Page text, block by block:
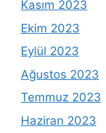
Kasım 2023
Ekim 2023
Eylül 2023
Ağustos 2023
Temmuz 2023
Haziran 2023